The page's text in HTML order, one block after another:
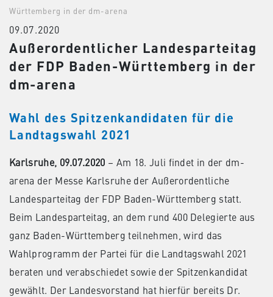
Württemberg in der dm-arena
09.07.2020
Außerordentlicher Landesparteitag
der FDP Baden-Württemberg in der
dm-arena
Wahl des Spitzenkandidaten für die
Landtagswahl 2021
Karlsruhe, 09.07.2020 – Am 18. Juli findet in der dm-
arena der Messe Karlsruhe der Außerordentliche
Landesparteitag der FDP Baden-Württemberg statt.
Beim Landesparteitag, an dem rund 400 Delegierte aus
ganz Baden-Württemberg teilnehmen, wird das
Wahlprogramm der Partei für die Landtagswahl 2021
beraten und verabschiedet sowie der Spitzenkandidat
gewählt. Der Landesvorstand hat hierfür bereits Dr.